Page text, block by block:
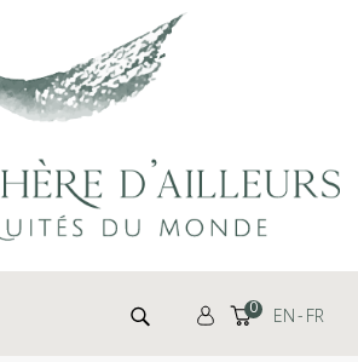
Rechercher : 0 EN FR